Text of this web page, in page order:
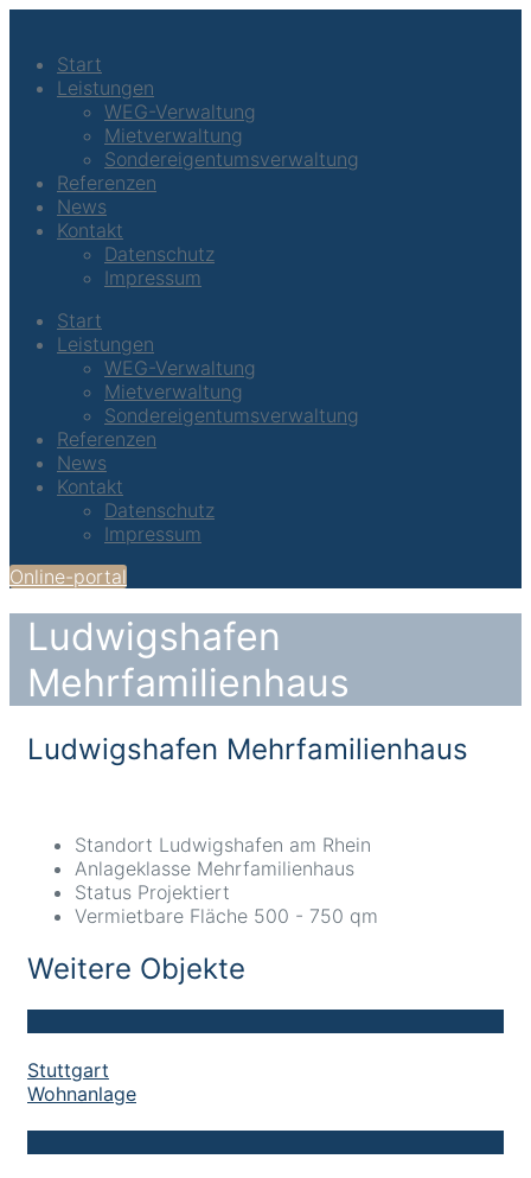
Start
Leistungen
WEG-Verwaltung
Mietverwaltung
Sondereigentumsverwaltung
Referenzen
News
Kontakt
Datenschutz
Impressum
Start
Leistungen
WEG-Verwaltung
Mietverwaltung
Sondereigentumsverwaltung
Referenzen
News
Kontakt
Datenschutz
Impressum
Online-portal
Ludwigshafen
Mehrfamilienhaus
Ludwigshafen Mehrfamilienhaus
Standort Ludwigshafen am Rhein
Anlageklasse Mehrfamilienhaus
Status Projektiert
Vermietbare Fläche 500 - 750 qm
Weitere Objekte
Stuttgart
Wohnanlage